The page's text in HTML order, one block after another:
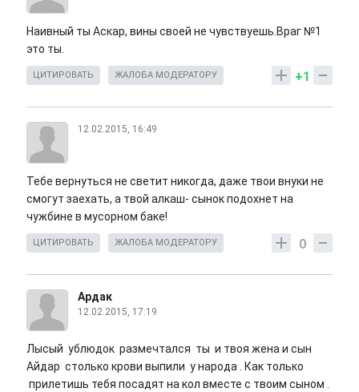
Наивный ты Аскар, вины своей не чувствуешь.Враг №1
это ты.
+1
ЦИТИРОВАТЬ ЖАЛОБА МОДЕРАТОРУ
12.02.2015, 16:49
Тебе вернуться не светит никогда, даже твои внуки не
смогут заехать, а твой алкаш- сынок подохнет на
чужбине в мусорном баке!
0
ЦИТИРОВАТЬ ЖАЛОБА МОДЕРАТОРУ
Ардак
12.02.2015, 17:19
Лысый ублюдок размечтался ты и твоя жена и сын
Айдар столько крови выпили у народа . Как только
прилетишь тебя посадят на кол вместе с твоим сыном .